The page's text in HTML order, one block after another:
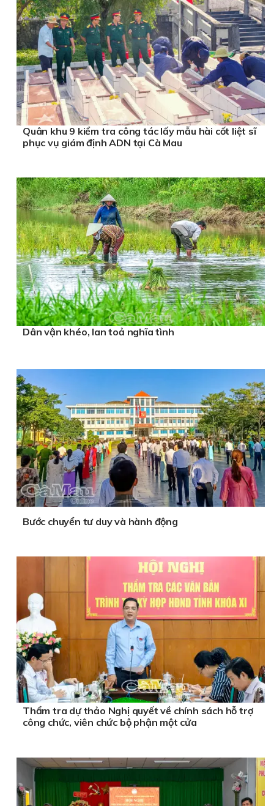
Quân khu 9 kiểm tra công tác lấy mẫu hài cốt liệt sĩ
phục vụ giám định ADN tại Cà Mau
Dân vận khéo, lan toả nghĩa tình
Bước chuyển tư duy và hành động
Thẩm tra dự thảo Nghị quyết về chính sách hỗ trợ
công chức, viên chức bộ phận một cửa